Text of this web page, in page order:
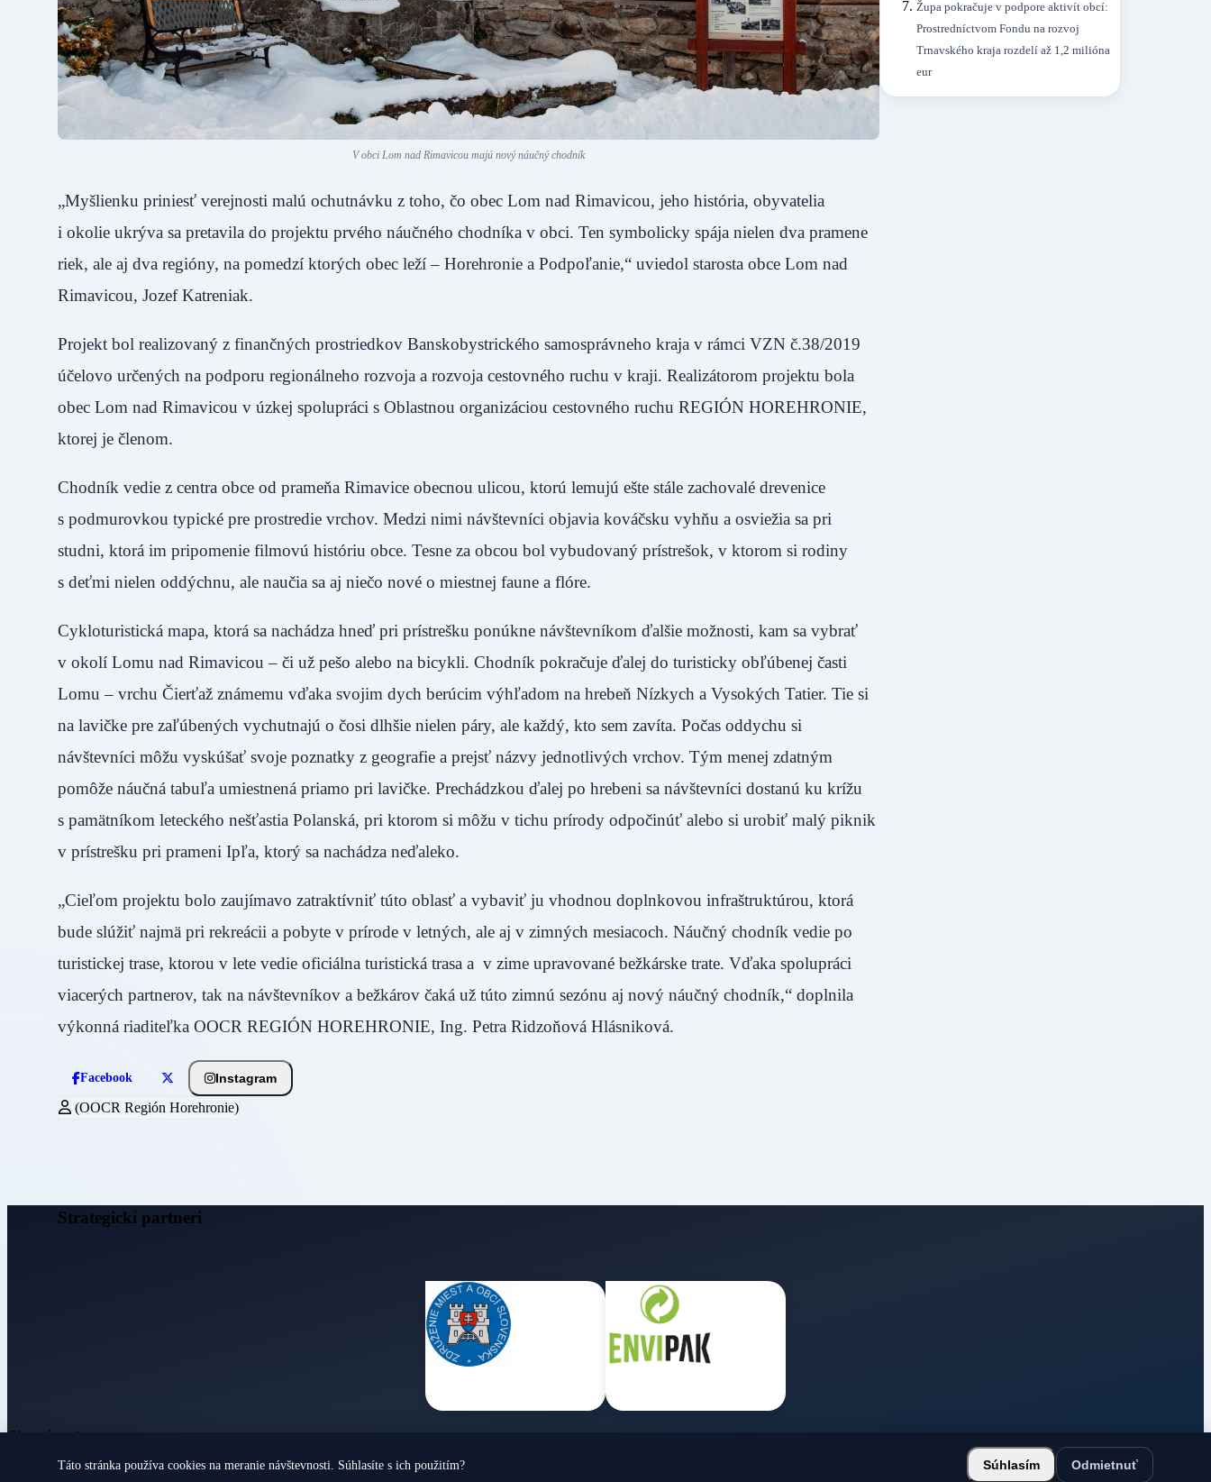
V obci Lom nad Rimavicou majú nový náučný chodník
„Myšlienku priniesť verejnosti malú ochutnávku z toho, čo obec Lom nad Rimavicou, jeho história, obyvatelia
i okolie ukrýva sa pretavila do projektu prvého náučného chodníka v obci. Ten symbolicky spája nielen dva pramene
riek, ale aj dva regióny, na pomedzí ktorých obec leží – Horehronie a Podpoľanie,“ uviedol starosta obce Lom nad
Rimavicou, Jozef Katreniak.
Projekt bol realizovaný z finančných prostriedkov Banskobystrického samosprávneho kraja v rámci VZN č.38/2019
účelovo určených na podporu regionálneho rozvoja a rozvoja cestovného ruchu v kraji. Realizátorom projektu bola
obec Lom nad Rimavicou v úzkej spolupráci s Oblastnou organizáciou cestovného ruchu REGIÓN HOREHRONIE,
ktorej je členom.
Chodník vedie z centra obce od prameňa Rimavice obecnou ulicou, ktorú lemujú ešte stále zachovalé drevenice
s podmurovkou typické pre prostredie vrchov. Medzi nimi návštevníci objavia kováčsku vyhňu a osviežia sa pri
studni, ktorá im pripomenie filmovú históriu obce. Tesne za obcou bol vybudovaný prístrešok, v ktorom si rodiny
s deťmi nielen oddýchnu, ale naučia sa aj niečo nové o miestnej faune a flóre.
Cykloturistická mapa, ktorá sa nachádza hneď pri prístrešku ponúkne návštevníkom ďalšie možnosti, kam sa vybrať
v okolí Lomu nad Rimavicou – či už pešo alebo na bicykli. Chodník pokračuje ďalej do turisticky obľúbenej časti
Lomu – vrchu Čierťaž známemu vďaka svojim dych berúcim výhľadom na hrebeň Nízkych a Vysokých Tatier. Tie si
na lavičke pre zaľúbených vychutnajú o čosi dlhšie nielen páry, ale každý, kto sem zavíta. Počas oddychu si
návštevníci môžu vyskúšať svoje poznatky z geografie a prejsť názvy jednotlivých vrchov. Tým menej zdatným
pomôže náučná tabuľa umiestnená priamo pri lavičke. Prechádzkou ďalej po hrebeni sa návštevníci dostanú ku krížu
s pamätníkom leteckého nešťastia Polanská, pri ktorom si môžu v tichu prírody odpočinúť alebo si urobiť malý piknik
v prístrešku pri prameni Ipľa, ktorý sa nachádza neďaleko.
„Cieľom projektu bolo zaujímavo zatraktívniť túto oblasť a vybaviť ju vhodnou doplnkovou infraštruktúrou, ktorá
bude slúžiť najmä pri rekreácii a pobyte v prírode v letných, ale aj v zimných mesiacoch. Náučný chodník vedie po
turistickej trase, ktorou v lete vedie oficiálna turistická trasa a v zime upravované bežkárske trate. Vďaka spolupráci
viacerých partnerov, tak na návštevníkov a bežkárov čaká už túto zimnú sezónu aj nový náučný chodník,“ doplnila
výkonná riaditeľka OOCR REGIÓN HOREHRONIE, Ing. Petra Ridzoňová Hlásniková.
Facebook Instagram
(OOCR Región Horehronie)
Župa pokračuje v podpore aktivít obcí:
Prostredníctvom Fondu na rozvoj
Trnavského kraja rozdelí až 1,2 milióna
eur
Strategickí partneri
Obecné noviny
© 2026 Všetky práva vyhradené
Táto stránka používa cookies na meranie návštevnosti. Súhlasíte s ich použitím? Súhlasím Odmietnuť